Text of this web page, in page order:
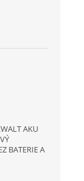
AKU
BATERIE A